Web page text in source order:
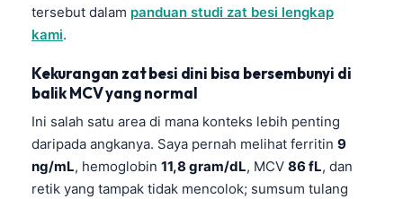
tersebut dalam panduan studi zat besi lengkap
kami.
Kekurangan zat besi dini bisa bersembunyi di
balik MCV yang normal
Ini salah satu area di mana konteks lebih penting
daripada angkanya. Saya pernah melihat ferritin 9
ng/mL, hemoglobin 11,8 gram/dL, MCV 86 fL, dan
retik yang tampak tidak mencolok; sumsum tulang